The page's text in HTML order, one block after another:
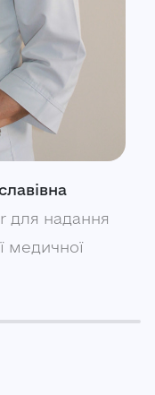
для надання
медичної